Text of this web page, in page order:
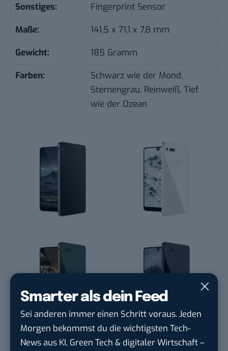
Smarter als dein Feed
Sei anderen immer einen Schritt voraus. Jeden
Morgen bekommst du die wichtigsten Tech-
News aus KI, Green Tech & digitaler Wirtschaft –
Sonstiges:
Fingerprint Sensor
Maße:
141,5 x 71,1 x 7,8 mm
Gewicht:
185 Gramm
Farben:
Schwarz wie der Mond,
Sternengrau, Reinweiß, Tief
wie der Ozean